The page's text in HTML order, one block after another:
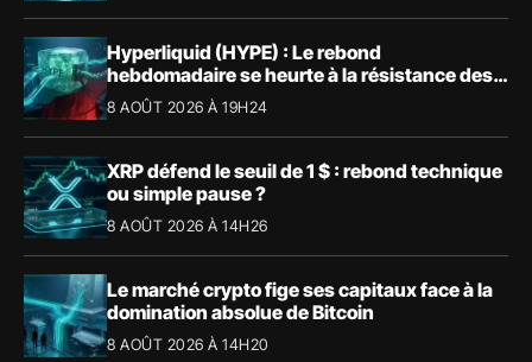
Hyperliquid (HYPE) : Le rebond
hebdomadaire se heurte à la résistance des
57,90 $
8 AOÛT 2026 À 19H24
XRP défend le seuil de 1 $ : rebond technique
ou simple pause ?
8 AOÛT 2026 À 14H26
Le marché crypto fige ses capitaux face à la
domination absolue de Bitcoin
8 AOÛT 2026 À 14H20